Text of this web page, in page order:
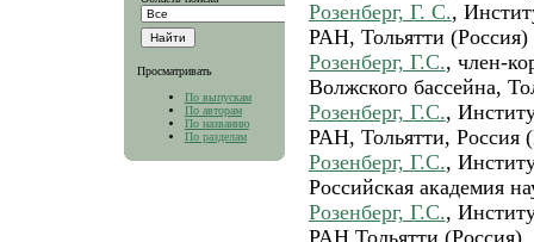
Просматривать
По выпускам
По авторам
По названию
По разделам
Розенберг, Г. С.,
РАН, Тольятти (Россия)
Розенберг, Г.С., член-
Волжского бассейна,
Розенберг, Г.С.,
РАН, Тольятти, Россия
Розенберг, Г.С.,
Российская академия
Розенберг, Г.С.,
РАН Тольятти (Россия)